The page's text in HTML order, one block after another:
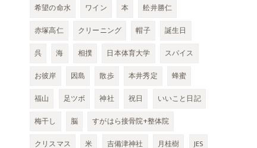
希望の命水
ワイン 本
舩井勝仁
赤塚高仁
クリーニング 帽子
誕生日
呉
海 相撲 日本体育大学
スパイス
お彼岸
因島 散歩 本井秀定
蜂蜜
福山
足ツボ 神社 祝日
いいこと日記
梅干し
脳
すがはら接骨院+整体院
クリスマス
米 吉備津神社 月桂樹
JES